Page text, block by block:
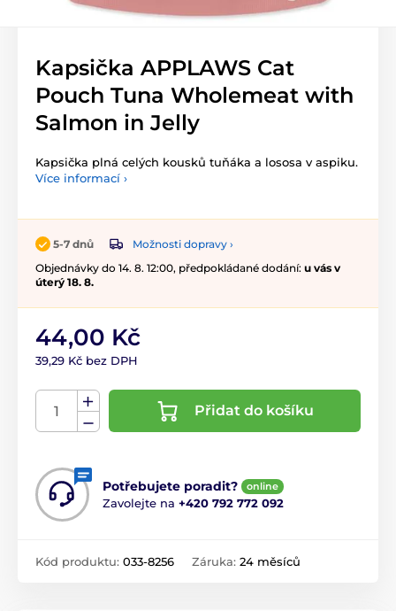
Kapsička APPLAWS Cat
Pouch Tuna Wholemeat with
Salmon in Jelly
Kapsička plná celých kousků tuňáka a lososa v aspiku.
Více informací ›
5-7 dnů
Možnosti dopravy ›
Objednávky do 14. 8. 12:00, předpokládané dodání: u vás v
úterý 18. 8.
44,00 Kč
39,29 Kč bez DPH
Přidat do košíku
Potřebujete poradit? online
Zavolejte na +420 792 772 092
Kód produktu: 033-8256 Záruka: 24 měsíců